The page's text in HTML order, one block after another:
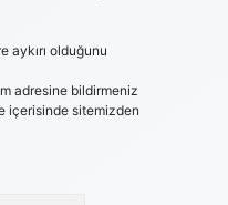
aykırı olduğunu
adresine bildirmeniz
içerisinde sitemizden